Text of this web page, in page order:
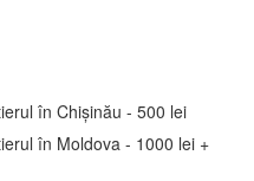
în Chișinău - 500 lei
în Moldova - 1000 lei +